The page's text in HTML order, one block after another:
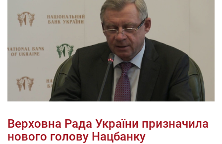
Верховна Рада України призначила
нового голову Нацбанку